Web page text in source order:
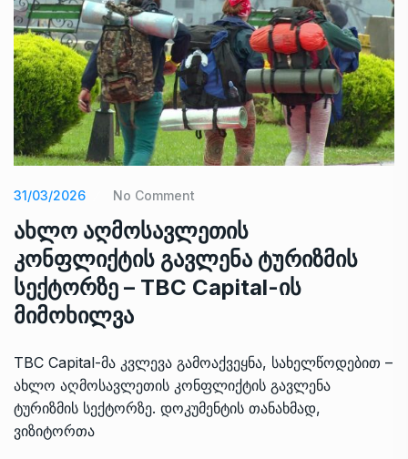
31/03/2026 No Comment
ახლო აღმოსავლეთის
კონფლიქტის გავლენა ტურიზმის
სექტორზე – TBC Capital-ის
მიმოხილვა
TBC Capital-მა კვლევა გამოაქვეყნა, სახელწოდებით –
ახლო აღმოსავლეთის კონფლიქტის გავლენა
ტურიზმის სექტორზე. დოკუმენტის თანახმად,
ვიზიტორთა